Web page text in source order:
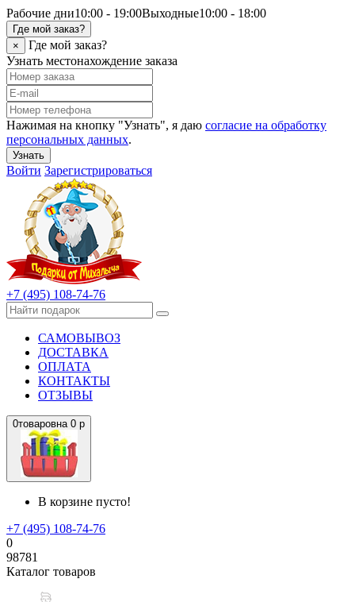
Рабочие дни10:00 - 19:00Выходные10:00 - 18:00
Где мой заказ?
×
Где мой заказ?
Узнать местонахождение заказа
Нажимая на кнопку "Узнать", я даю согласие на обработку
персональных данных.
Узнать
Войти Зарегистрироваться
+7 (495) 108-74-76
САМОВЫВОЗ
ДОСТАВКА
ОПЛАТА
КОНТАКТЫ
ОТЗЫВЫ
0товаровна 0 р
В корзине пусто!
+7 (495) 108-74-76
0
98781
Каталог товаров